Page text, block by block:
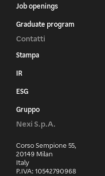
Job openings
Graduate program
Contatti
Stampa
IR
ESG
Gruppo
Nexi S.p.A.
Corso Sempione 55,
20149 Milan
Italy
P.IVA: 10542790968